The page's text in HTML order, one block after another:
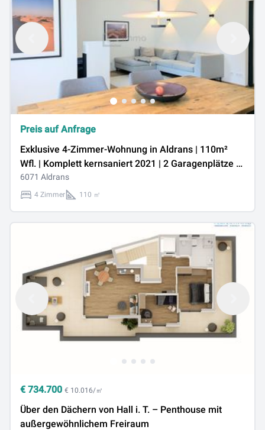
Preis auf Anfrage
Exklusive 4-Zimmer-Wohnung in Aldrans | 110m²
Wfl. | Komplett kernsaniert 2021 | 2 Garagenplätze &
2 Balkone | Gemeinschaftsgarten
6071 Aldrans
4 Zimmer 110 ㎡
€ 734.700 € 10.016/㎡
Über den Dächern von Hall i. T. – Penthouse mit
außergewöhnlichem Freiraum